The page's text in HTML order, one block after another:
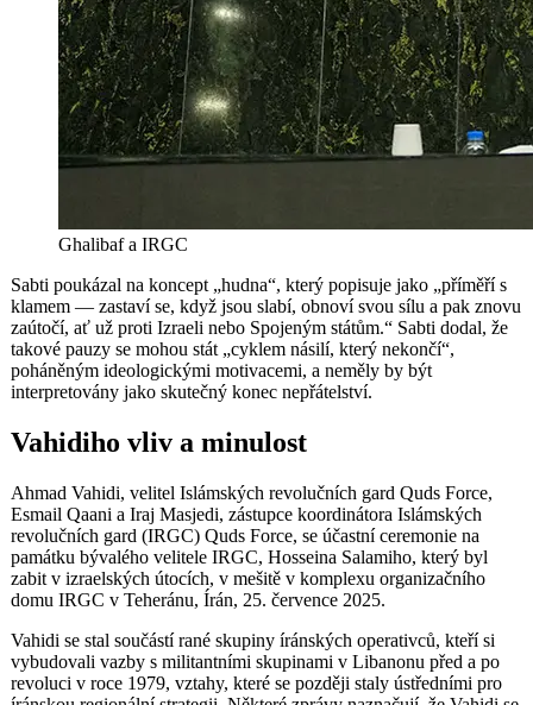
Ghalibaf a IRGC
Sabti poukázal na koncept „hudna“, který popisuje jako „příměří s
klamem — zastaví se, když jsou slabí, obnoví svou sílu a pak znovu
zaútočí, ať už proti Izraeli nebo Spojeným státům.“ Sabti dodal, že
takové pauzy se mohou stát „cyklem násilí, který nekončí“,
poháněným ideologickými motivacemi, a neměly by být
interpretovány jako skutečný konec nepřátelství.
Vahidiho vliv a minulost
Ahmad Vahidi, velitel Islámských revolučních gard Quds Force,
Esmail Qaani a Iraj Masjedi, zástupce koordinátora Islámských
revolučních gard (IRGC) Quds Force, se účastní ceremonie na
památku bývalého velitele IRGC, Hosseina Salamiho, který byl
zabit v izraelských útocích, v mešitě v komplexu organizačního
domu IRGC v Teheránu, Írán, 25. července 2025.
Vahidi se stal součástí rané skupiny íránských operativců, kteří si
vybudovali vazby s militantními skupinami v Libanonu před a po
revoluci v roce 1979, vztahy, které se později staly ústředními pro